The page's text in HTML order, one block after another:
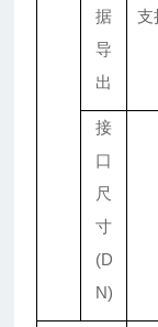
据
导
出
支
接
口
尺
寸
(D
N)